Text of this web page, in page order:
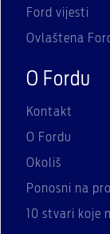
Ford vijesti
Ovlaštena
O Fordu
Kontakt
O Fordu
Okoliš
Ponosni na
10 stvari koje